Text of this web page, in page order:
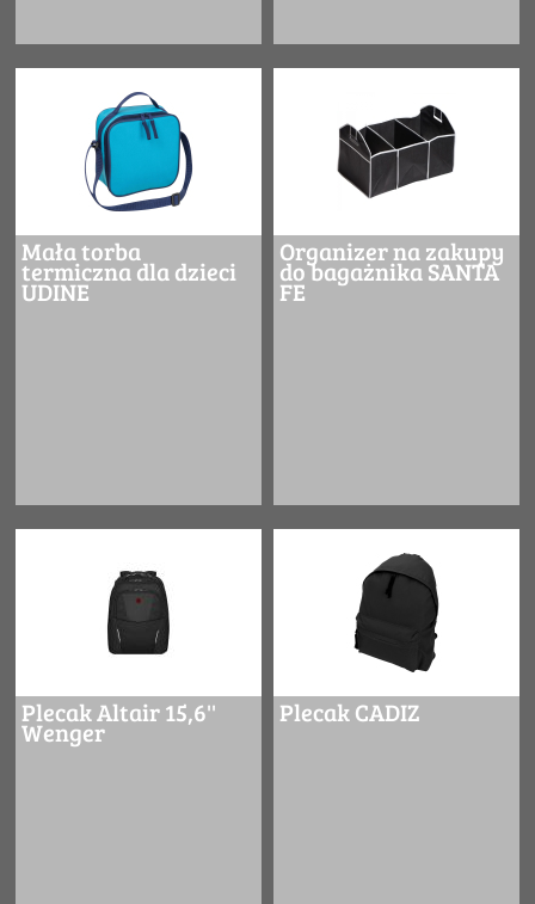
Mała torba
termiczna dla dzieci
UDINE
Organizer na zakupy
do bagażnika SANTA
FE
Plecak Altair 15,6''
Wenger
Plecak CADIZ